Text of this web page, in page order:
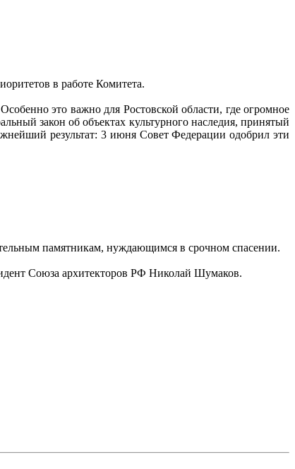
в работе Комитета.
это важно для Ростовской области, где огромное
закон об объектах культурного наследия, принятый
результат: 3 июня Совет Федерации одобрил эти
памятникам, нуждающимся в срочном спасении.
Союза архитекторов РФ Николай Шумаков.